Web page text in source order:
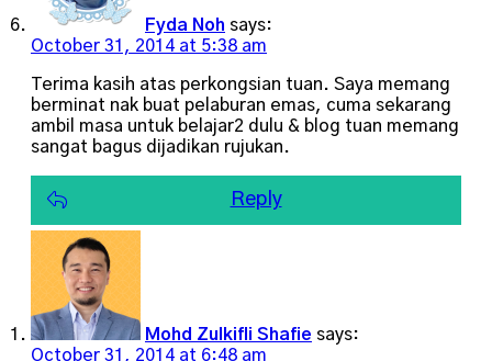
Fyda Noh says:
October 31, 2014 at 5:38 am
Terima kasih atas perkongsian tuan. Saya memang
berminat nak buat pelaburan emas, cuma sekarang
ambil masa untuk belajar2 dulu & blog tuan memang
sangat bagus dijadikan rujukan.
Reply
Mohd Zulkifli Shafie says:
October 31, 2014 at 6:48 am